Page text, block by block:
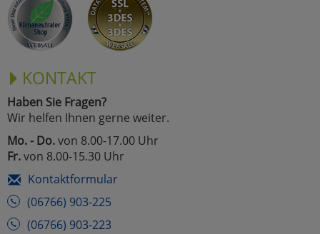
KONTAKT
Haben Sie Fragen?
Wir helfen Ihnen gerne weiter.
Mo. - Do.von 8.00-17.00 Uhr
Fr.von 8.00-15.30 Uhr
Kontaktformular
(06766) 903-225
(06766) 903-223